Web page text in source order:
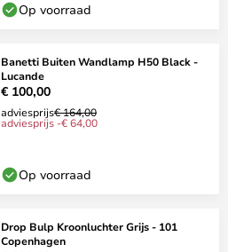
Op voorraad
Banetti Buiten Wandlamp H50 Black -
Lucande
€ 100,00
adviesprijs€ 164,00
adviesprijs -€ 64,00
Op voorraad
Drop Bulp Kroonluchter Grijs - 101
Copenhagen